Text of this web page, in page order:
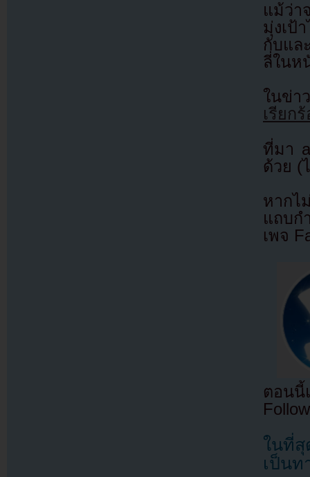
แม้ว่า
มุ่งเป้
กับแล
ลี่ในห
ในข่า
เรียก
ที่มา
ด้วย (
หากไ
แถบก
เพจ
ตอนนี้
ในที่สุ
เป็นท